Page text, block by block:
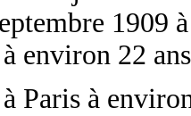
1909
environ 22
Paris à